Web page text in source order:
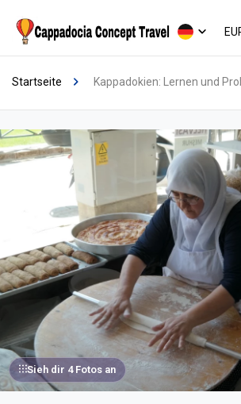
Startseite Kappadokien: Lernen und
Sieh dir 4 Fotos an